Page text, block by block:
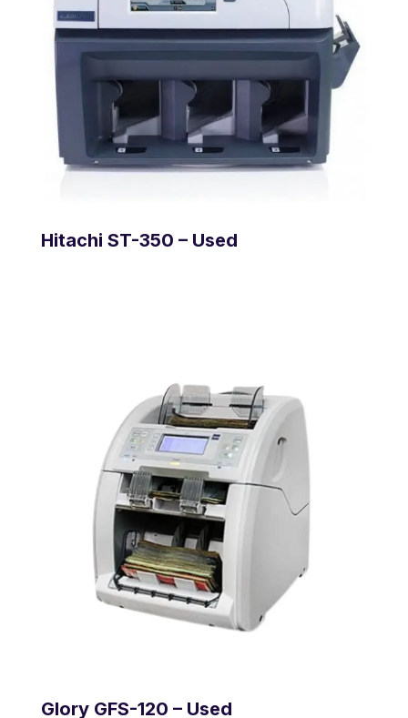
Hitachi ST-350 – Used
Glory GFS-120 – Used